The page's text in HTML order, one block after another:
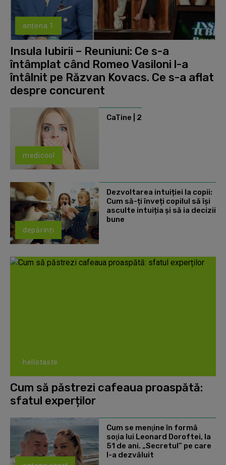
antena 1
Insula Iubirii – Reuniuni: Ce s-a
întâmplat când Romeo Vasiloni l-a
întâlnit pe Răzvan Kovacs. Ce s-a aflat
despre concurent
medicool
CaTine | 2
depărinți
Dezvoltarea intuiției la copii:
Cum să-ți înveți copilul să își
asculte intuiția și să ia decizii
bune
hellotaste
Cum să păstrezi cafeaua proaspătă:
sfatul experților
Cum se menţine în formă
soţia lui Leonard Doroftei, la
51 de ani. „Secretul” pe care
l-a dezvăluit